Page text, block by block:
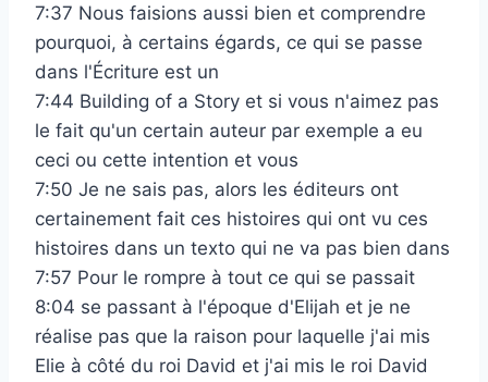
7:37 Nous faisions aussi bien et comprendre
pourquoi, à certains égards, ce qui se passe
dans l'Écriture est un
7:44 Building of a Story et si vous n'aimez pas
le fait qu'un certain auteur par exemple a eu
ceci ou cette intention et vous
7:50 Je ne sais pas, alors les éditeurs ont
certainement fait ces histoires qui ont vu ces
histoires dans un texto qui ne va pas bien dans
7:57 Pour le rompre à tout ce qui se passait
8:04 se passant à l'époque d'Elijah et je ne
réalise pas que la raison pour laquelle j'ai mis
Elie à côté du roi David et j'ai mis le roi David